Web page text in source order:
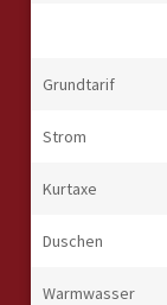
Grundtarif
Strom
Kurtaxe
Duschen
Warmwasser